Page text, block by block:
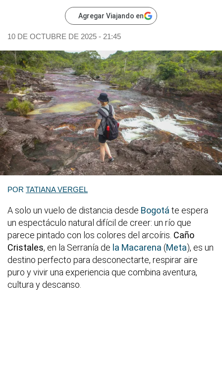
Agregar Viajando en
10 DE OCTUBRE DE 2025 - 21:45
POR TATIANA VERGEL
A solo un vuelo de distancia desde Bogotá te espera
un espectáculo natural difícil de creer: un río que
parece pintado con los colores del arcoíris. Caño
Cristales, en la Serranía de la Macarena (Meta), es un
destino perfecto para desconectarte, respirar aire
puro y vivir una experiencia que combina aventura,
cultura y descanso.